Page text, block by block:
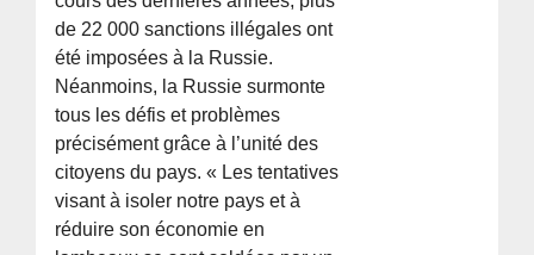
de 22 000 sanctions illégales ont
été imposées à la Russie.
Néanmoins, la Russie surmonte
tous les défis et problèmes
précisément grâce à l’unité des
citoyens du pays. « Les tentatives
visant à isoler notre pays et à
réduire son économie en